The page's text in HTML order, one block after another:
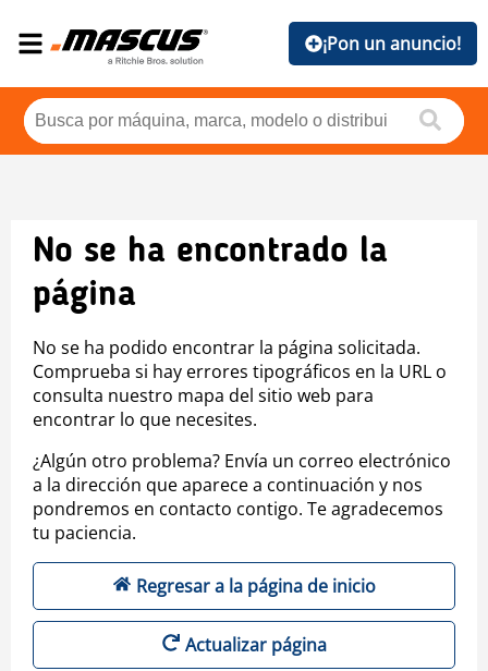
¡Pon un anuncio!
No se ha encontrado la
página
No se ha podido encontrar la página solicitada.
Comprueba si hay errores tipográficos en la URL o
consulta nuestro mapa del sitio web para
encontrar lo que necesites.
¿Algún otro problema? Envía un correo electrónico
a la dirección que aparece a continuación y nos
pondremos en contacto contigo. Te agradecemos
tu paciencia.
Regresar a la página de inicio
Actualizar página